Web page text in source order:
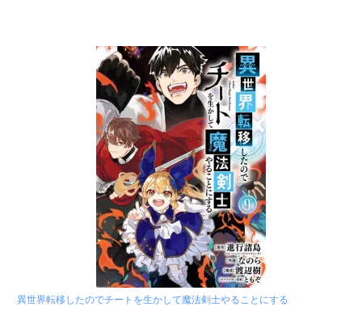
異世界転移したのでチートを生かして魔法剣士やることにする